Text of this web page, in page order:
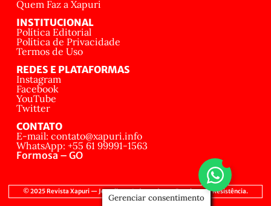
Quem Faz a Xapuri
INSTITUCIONAL
Política Editorial
Política de Privacidade
Termos de Uso
REDES E PLATAFORMAS
Instagram
Facebook
YouTube
Twitter
CONTATO
E-mail: contato@xapuri.info
WhatsApp: +55 61 99991-1563
Formosa – GO
© 2025 Revista Xapuri — Jornalismo Independente, Popular e de Resistência.
Gerenciar consentimento